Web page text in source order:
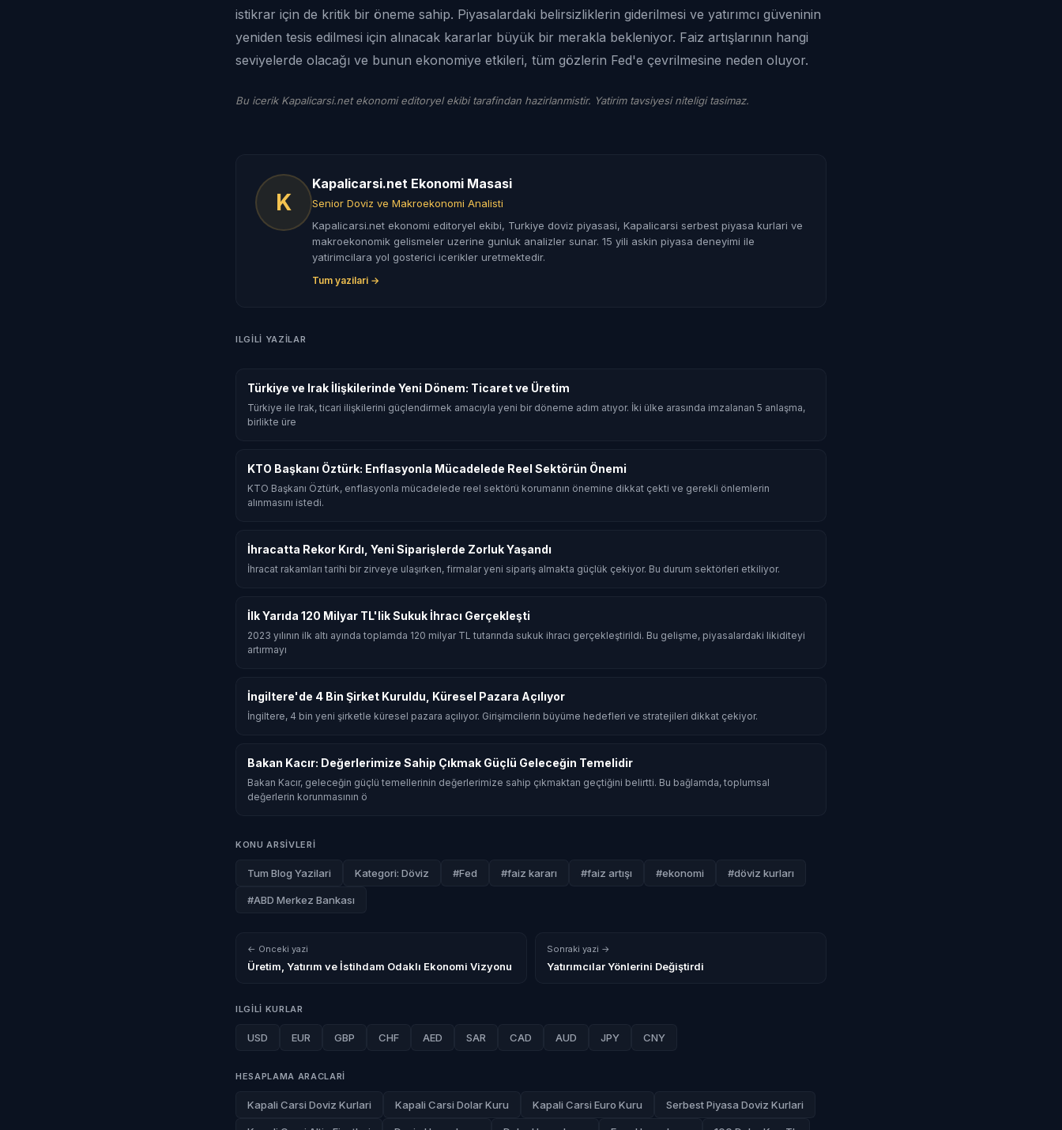
istikrar için de kritik bir öneme sahip. Piyasalardaki belirsizliklerin giderilmesi ve yatırımcı güveninin
yeniden tesis edilmesi için alınacak kararlar büyük bir merakla bekleniyor. Faiz artışlarının hangi
seviyelerde olacağı ve bunun ekonomiye etkileri, tüm gözlerin Fed'e çevrilmesine neden oluyor.
Bu icerik Kapalicarsi.net ekonomi editoryel ekibi tarafindan hazirlanmistir. Yatirim tavsiyesi niteligi tasimaz.
K
Kapalicarsi.net Ekonomi Masasi
Senior Doviz ve Makroekonomi Analisti
Kapalicarsi.net ekonomi editoryel ekibi, Turkiye doviz piyasasi, Kapalicarsi serbest piyasa kurlari ve
makroekonomik gelismeler uzerine gunluk analizler sunar. 15 yili askin piyasa deneyimi ile
yatirimcilara yol gosterici icerikler uretmektedir.
Tum yazilari →
ILGILI YAZILAR
Türkiye ve Irak İlişkilerinde Yeni Dönem: Ticaret ve Üretim
Türkiye ile Irak, ticari ilişkilerini güçlendirmek amacıyla yeni bir döneme adım atıyor. İki ülke arasında imzalanan 5 anlaşma,
birlikte üre
KTO Başkanı Öztürk: Enflasyonla Mücadelede Reel Sektörün Önemi
KTO Başkanı Öztürk, enflasyonla mücadelede reel sektörü korumanın önemine dikkat çekti ve gerekli önlemlerin
alınmasını istedi.
İhracatta Rekor Kırdı, Yeni Siparişlerde Zorluk Yaşandı
İhracat rakamları tarihi bir zirveye ulaşırken, firmalar yeni sipariş almakta güçlük çekiyor. Bu durum sektörleri etkiliyor.
İlk Yarıda 120 Milyar TL'lik Sukuk İhracı Gerçekleşti
2023 yılının ilk altı ayında toplamda 120 milyar TL tutarında sukuk ihracı gerçekleştirildi. Bu gelişme, piyasalardaki likiditeyi
artırmayı
İngiltere'de 4 Bin Şirket Kuruldu, Küresel Pazara Açılıyor
İngiltere, 4 bin yeni şirketle küresel pazara açılıyor. Girişimcilerin büyüme hedefleri ve stratejileri dikkat çekiyor.
Bakan Kacır: Değerlerimize Sahip Çıkmak Güçlü Geleceğin Temelidir
Bakan Kacır, geleceğin güçlü temellerinin değerlerimize sahip çıkmaktan geçtiğini belirtti. Bu bağlamda, toplumsal
değerlerin korunmasının ö
KONU ARSIVLERI
Tum Blog Yazilari Kategori: Döviz #Fed #faiz kararı #faiz artışı #ekonomi #döviz kurları
#ABD Merkez Bankası
← Onceki yazi
Üretim, Yatırım ve İstihdam Odaklı Ekonomi Vizyonu
Sonraki yazi →
Yatırımcılar Yönlerini Değiştirdi
ILGILI KURLAR
USD EUR GBP CHF AED SAR CAD AUD JPY CNY
HESAPLAMA ARACLARI
Kapali Carsi Doviz Kurlari Kapali Carsi Dolar Kuru Kapali Carsi Euro Kuru Serbest Piyasa Doviz Kurlari